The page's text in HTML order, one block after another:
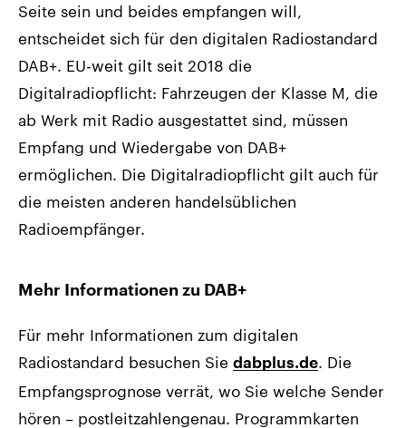
Seite sein und beides empfangen will,
entscheidet sich für den digitalen Radiostandard
DAB+. EU-weit gilt seit 2018 die
Digitalradiopflicht: Fahrzeugen der Klasse M, die
ab Werk mit Radio ausgestattet sind, müssen
Empfang und Wiedergabe von DAB+
ermöglichen. Die Digitalradiopflicht gilt auch für
die meisten anderen handelsüblichen
Radioempfänger.
Mehr Informationen zu DAB+
Für mehr Informationen zum digitalen
Radiostandard besuchen Sie dabplus.de. Die
Empfangsprognose verrät, wo Sie welche Sender
hören – postleitzahlengenau. Programmkarten